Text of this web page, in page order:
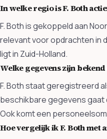
In welke regio is F. Both
F. Both is gekoppeld aan
relevant voor opdrachten in
ligt in Zuid-Holland.
Welke gegevens zijn bekend
F. Both staat geregistreerd
beschikbare gegevens
Ook komt een
Hoe vergelijk ik F. Both met